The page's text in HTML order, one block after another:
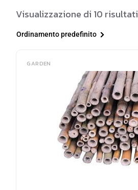
Visualizzazione di 10 risultati
Ordinamento predefinito
GARDEN